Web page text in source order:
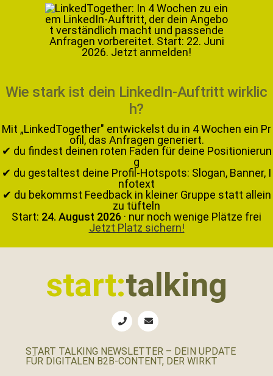
Wie stark ist dein LinkedIn-Auftritt wirklic
h?
Mit „LinkedTogether" entwickelst du in 4 Wochen ein Pr
ofil, das Anfragen generiert.
✔ du findest deinen roten Faden für deine Positionierun
g
✔ du gestaltest deine Profil-Hotspots: Slogan, Banner, I
nfotext
✔ du bekommst Feedback in kleiner Gruppe statt allein
zu tüfteln
Start: 24. August 2026 · nur noch wenige Plätze frei
Jetzt Platz sichern!
start:talking
B2B-
START TALKING NEWSLETTER – DEIN UPDATE
FÜR DIGITALEN B2B-CONTENT, DER WIRKT